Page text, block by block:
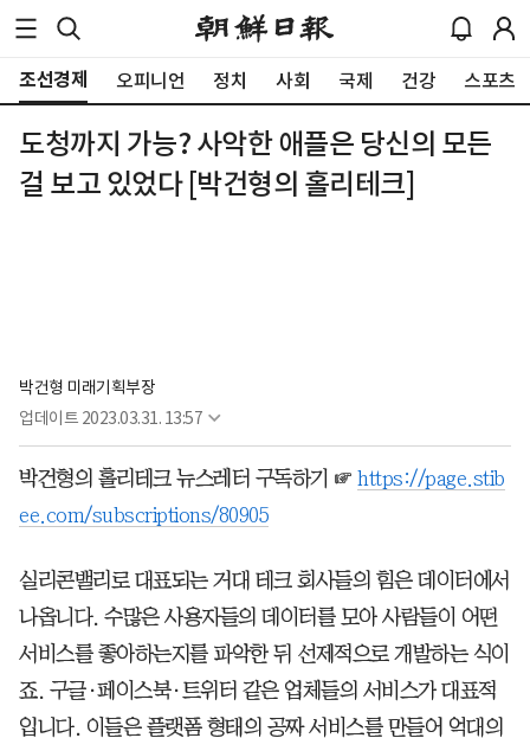
조선경제 오피니언 정치 사회 국제 건강 스포츠
도청까지 가능? 사악한 애플은 당신의 모든
걸 보고 있었다 [박건형의 홀리테크]
박건형 미래기획부장
업데이트 2023.03.31. 13:57
박건형의 홀리테크 뉴스레터 구독하기 ☞ https://page.stib
ee.com/subscriptions/80905
실리콘밸리로 대표되는 거대 테크 회사들의 힘은 데이터에서
나옵니다. 수많은 사용자들의 데이터를 모아 사람들이 어떤
서비스를 좋아하는지를 파악한 뒤 선제적으로 개발하는 식이
죠. 구글·페이스북·트위터 같은 업체들의 서비스가 대표적
입니다. 이들은 플랫폼 형태의 공짜 서비스를 만들어 억대의